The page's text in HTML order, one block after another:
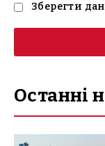
Зберегти
Останні